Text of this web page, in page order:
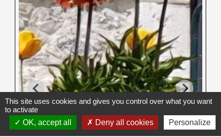
This site uses cookies and gives you control over what you want
to activate
OK, accept all
Deny all cookies Personalize